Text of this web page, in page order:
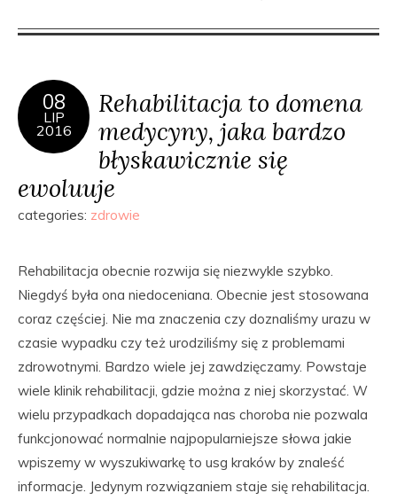
08
LIP
2016
Rehabilitacja to domena
medycyny, jaka bardzo
błyskawicznie się
ewoluuje
categories: zdrowie
Rehabilitacja obecnie rozwija się niezwykle szybko.
Niegdyś była ona niedoceniana. Obecnie jest stosowana
coraz częściej. Nie ma znaczenia czy doznaliśmy urazu w
czasie wypadku czy też urodziliśmy się z problemami
zdrowotnymi. Bardzo wiele jej zawdzięczamy. Powstaje
wiele klinik rehabilitacji, gdzie można z niej skorzystać. W
wielu przypadkach dopadająca nas choroba nie pozwala
funkcjonować normalnie najpopularniejsze słowa jakie
wpiszemy w wyszukiwarkę to usg kraków by znaleść
informacje. Jedynym rozwiązaniem staje się rehabilitacja.